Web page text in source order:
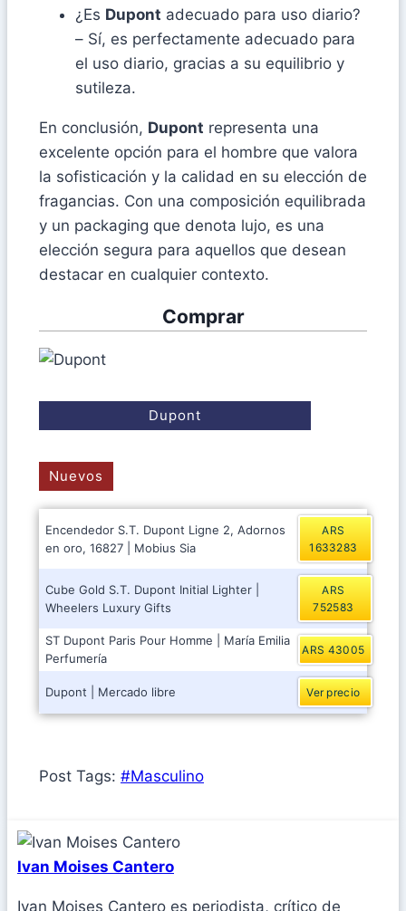
¿Es Dupont adecuado para uso diario?
– Sí, es perfectamente adecuado para
el uso diario, gracias a su equilibrio y
sutileza.
En conclusión, Dupont representa una
excelente opción para el hombre que valora
la sofisticación y la calidad en su elección de
fragancias. Con una composición equilibrada
y un packaging que denota lujo, es una
elección segura para aquellos que desean
destacar en cualquier contexto.
Comprar
Dupont
Nuevos
Encendedor S.T. Dupont Ligne 2, Adornos
en oro, 16827 | Mobius Sia
ARS
1633283
Cube Gold S.T. Dupont Initial Lighter |
Wheelers Luxury Gifts
ARS
752583
ST Dupont Paris Pour Homme | María Emilia
Perfumería
ARS 43005
Dupont | Mercado libre Ver precio
Post Tags: #Masculino
Ivan Moises Cantero
Ivan Moises Cantero es periodista, crítico de